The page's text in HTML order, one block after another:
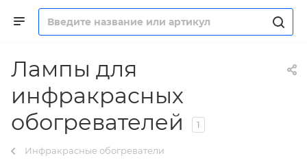
Лампы для
инфракрасных
обогревателей
1
Инфракрасные обогреватели